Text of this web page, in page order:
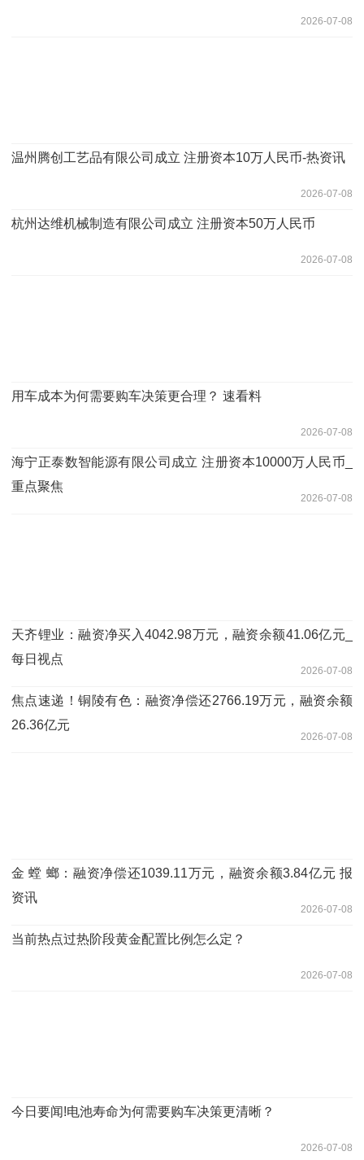
2026-07-08
温州腾创工艺品有限公司成立 注册资本10万人民币-热资讯
2026-07-08
杭州达维机械制造有限公司成立 注册资本50万人民币
2026-07-08
用车成本为何需要购车决策更合理？ 速看料
2026-07-08
海宁正泰数智能源有限公司成立 注册资本10000万人民币_
重点聚焦
2026-07-08
天齐锂业：融资净买入4042.98万元，融资余额41.06亿元_
每日视点
2026-07-08
焦点速递！铜陵有色：融资净偿还2766.19万元，融资余额
26.36亿元
2026-07-08
金 螳 螂：融资净偿还1039.11万元，融资余额3.84亿元 报
资讯
2026-07-08
当前热点过热阶段黄金配置比例怎么定？
2026-07-08
今日要闻!电池寿命为何需要购车决策更清晰？
2026-07-08